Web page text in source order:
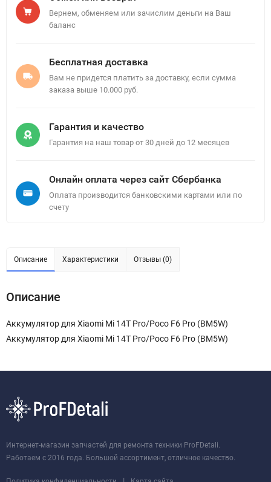
Вернем, обменяем или зачислим деньги на Ваш
баланс
Бесплатная доставка
Вам не придется платить за доставку, если сумма
заказа выше 10.000 руб.
Гарантия и качество
Гарантия на наш товар от 30 дней до 12 месяцев
Онлайн оплата через сайт Сбербанка
Оплата производится банковскими картами или по
счету
Описание Характеристики Отзывы (0)
Описание
Аккумулятор для Xiaomi Mi 14T Pro/Poco F6 Pro (BM5W)
Аккумулятор для Xiaomi Mi 14T Pro/Poco F6 Pro (BM5W)
Интернет-магазин запчастей для ремонта техники ProFDetali.
Работаем с 2016 года. Большой ассортимент, отличное качество.